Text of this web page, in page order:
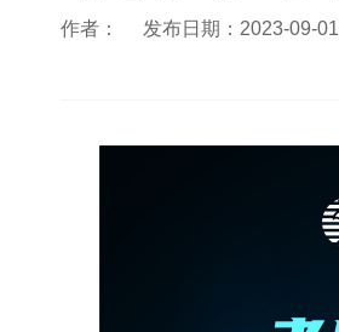
作者： 发布日期：2023-09-01